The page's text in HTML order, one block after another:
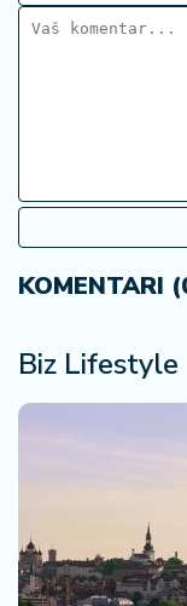
KOMENTARI
Biz Lifestyle